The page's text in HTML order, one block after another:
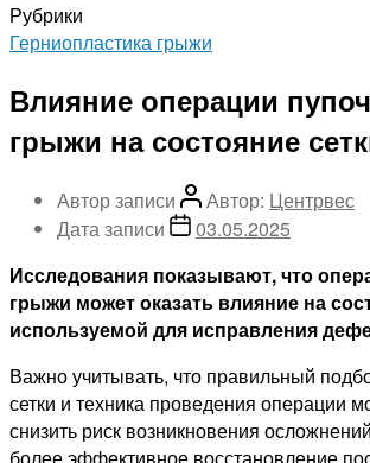
Рубрики
Герниопластика грыжи
Влияние операции
грыжи на состояние
Автор записи Автор: Центрвес
Дата записи
03.05.2025
Исследования показывают, что
грыжи может оказать влияние на
используемой для исправления
Важно учитывать, что правильный
сетки и техника проведения операции
снизить риск возникновения
более эффективное восстановление